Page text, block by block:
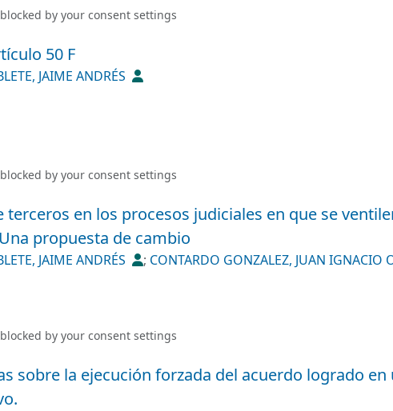
by your consent settings
50 F
JAIME ANDRÉS
by your consent settings
terceros en los procesos judiciales en que se
propuesta de cambio
JAIME ANDRÉS ; CONTARDO GONZALEZ, JUAN IGNACIO
by your consent settings
sobre la ejecución forzada del acuerdo logrado